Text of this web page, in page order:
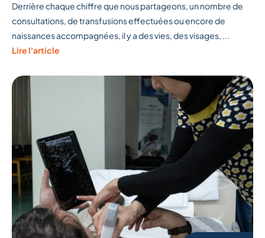
Derrière chaque chiffre que nous partageons, un nombre de
consultations, de transfusions effectuées ou encore de
naissances accompagnées, il y a des vies, des visages, ...
Lire l'article